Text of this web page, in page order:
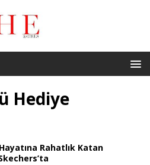
Hediye
Rahatlık Katan